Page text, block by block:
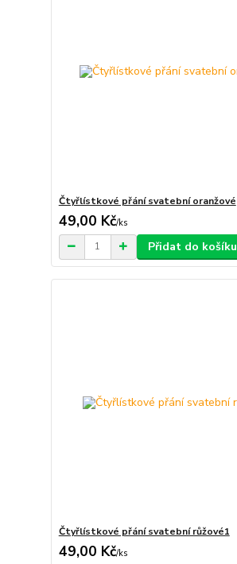
Čtyřlístkové přání svatební oranžové
49,00 Kč/ks
Přidat do košíku
Čtyřlístkové přání svatební růžové1
49,00 Kč/ks